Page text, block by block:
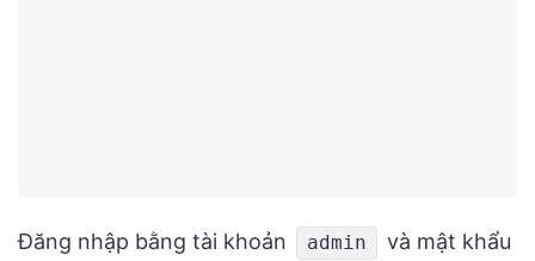
Đăng nhập bằng tài khoản admin
và mật khẩu